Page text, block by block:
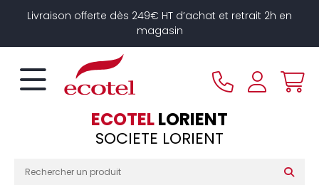
Livraison offerte dès 249€ HT d’achat et retrait 2h en
magasin
ECOTELLORIENT
SOCIETE LORIENT
Panneau de gestion des cookies